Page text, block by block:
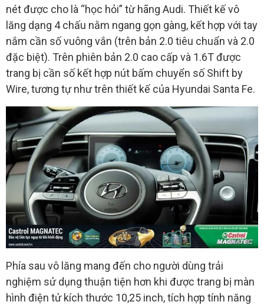
nét được cho là “học hỏi” từ hãng Audi. Thiết kế vô
lăng dạng 4 chấu nằm ngang gọn gàng, kết hợp với tay
nắm cần số vuông vắn (trên bản 2.0 tiêu chuẩn và 2.0
đặc biệt). Trên phiên bản 2.0 cao cấp và 1.6T được
trang bị cần số kết hợp nút bấm chuyển số Shift by
Wire, tương tự như trên thiết kế của Hyundai Santa Fe.
Phía sau vô lăng mang đến cho người dùng trải
nghiệm sử dụng thuận tiện hơn khi được trang bị màn
hình điện tử kích thước 10,25 inch, tích hợp tính năng